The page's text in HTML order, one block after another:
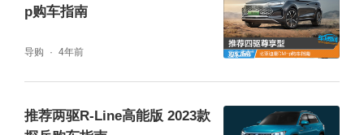
p购车指南
导购 4年前
推荐两驱R-Line高能版 2023款